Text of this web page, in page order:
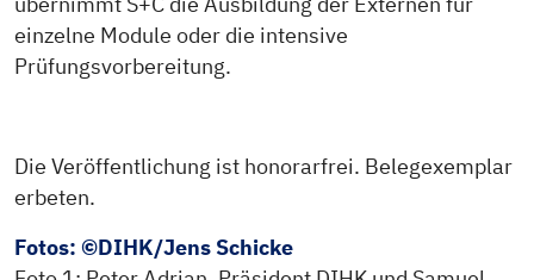
einzelne Module oder die intensive
Prüfungsvorbereitung.
Die Veröffentlichung ist honorarfrei. Belegexemplar
erbeten.
Fotos: ©DIHK/Jens Schicke